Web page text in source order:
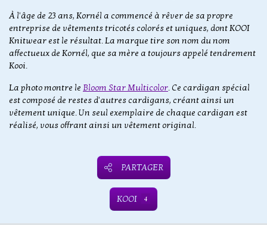
À l'âge de 23 ans, Kornél a commencé à rêver de sa propre
entreprise de vêtements tricotés colorés et uniques, dont KOOI
Knitwear est le résultat. La marque tire son nom du nom
affectueux de Kornél, que sa mère a toujours appelé tendrement
Kooi.
La photo montre le Bloom Star Multicolor. Ce cardigan spécial
est composé de restes d'autres cardigans, créant ainsi un
vêtement unique. Un seul exemplaire de chaque cardigan est
réalisé, vous offrant ainsi un vêtement original.
PARTAGER
KOOI 4